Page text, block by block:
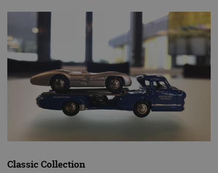
Classic Collection